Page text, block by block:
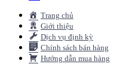
Trang chủ
Giới thiệu
Dịch vụ định kỳ
Chính sách bán hàng
Hướng dẫn mua hàng